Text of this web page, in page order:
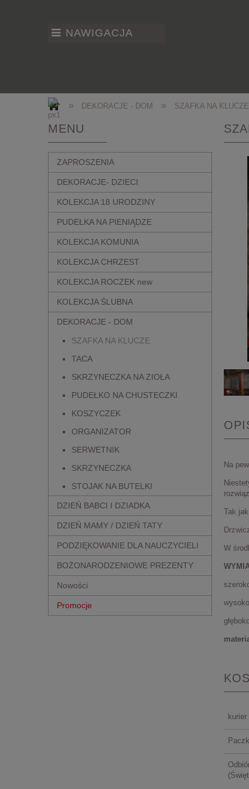
NAWIGACJA
» DEKORACJE - DOM » SZAFKA NA KLUCZE
MENU
ZAPROSZENIA
DEKORACJE- DZIECI
KOLEKCJA 18 URODZINY
PUDEŁKA NA PIENIĄDZE
KOLEKCJA KOMUNIA
KOLEKCJA CHRZEST
KOLEKCJA ROCZEK new
KOLEKCJA ŚLUBNA
DEKORACJE - DOM
SZAFKA NA KLUCZE
TACA
SKRZYNECZKA NA ZIOŁA
PUDEŁKO NA CHUSTECZKI
KOSZYCZEK
ORGANIZATOR
SERWETNIK
SKRZYNECZKA
STOJAK NA BUTELKI
DZIEŃ BABCI I DZIADKA
DZIEŃ MAMY / DZIEŃ TATY
PODZIĘKOWANIE DLA NAUCZYCIELI
BOŻONARODZENIOWE PREZENTY
Nowości
Promocje
Na
Tak
W